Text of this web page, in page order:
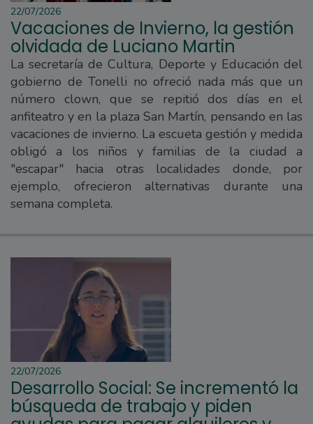
22/07/2026
Vacaciones de Invierno, la gestión
olvidada de Luciano Martin
La secretaría de Cultura, Deporte y Educación del
gobierno de Tonelli no ofreció nada más que un
número clown, que se repitió dos días en el
anfiteatro y en la plaza San Martín, pensando en las
vacaciones de invierno. La escueta gestión y medida
obligó a los niños y familias de la ciudad a
"escapar" hacia otras localidades donde, por
ejemplo, ofrecieron alternativas durante una
semana completa.
22/07/2026
Desarrollo Social: Se incrementó la
búsqueda de trabajo y piden